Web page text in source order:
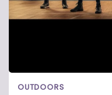
OUTDOORS